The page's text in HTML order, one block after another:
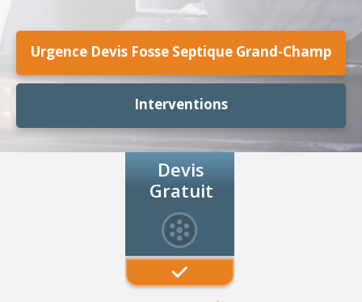
Urgence Devis Fosse Septique Grand-Champ
Interventions
Devis
Gratuit